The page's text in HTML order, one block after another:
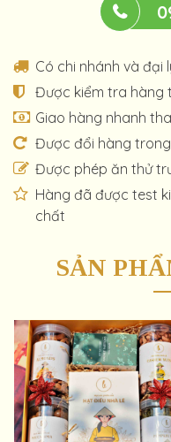
Có chi nhánh và đại
Được kiểm tra hàng
Giao hàng nhanh
Được đổi hàng
Được phép ăn thử
Hàng đã được test
chất
SẢN